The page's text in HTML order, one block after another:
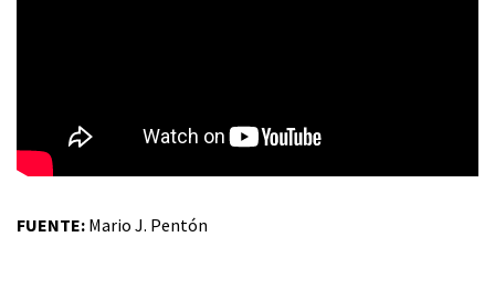
FUENTE: Mario J. Pentón